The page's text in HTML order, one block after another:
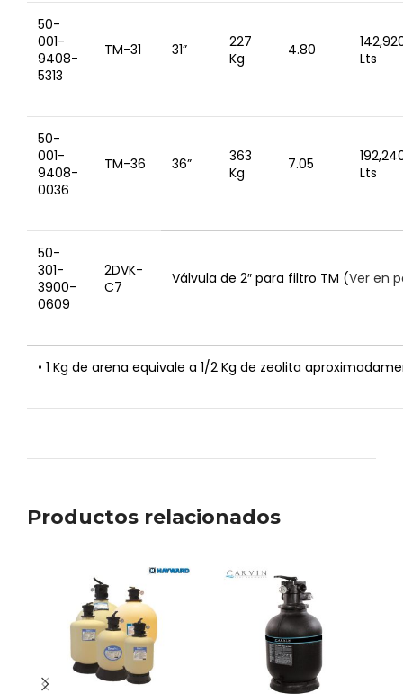
50-
001-
9408-
5313
TM-31 31”
227
Kg
4.80
Lts
50-
001-
9408-
0036
TM-36 36”
363
Kg
7.05
Lts
50-
301-
3900-
0609
2DVK-
C7
Válvula de 2″ para filtro TM (Ver en
• 1 Kg de arena equivale a 1/2 Kg de zeolita
Productos relacionados